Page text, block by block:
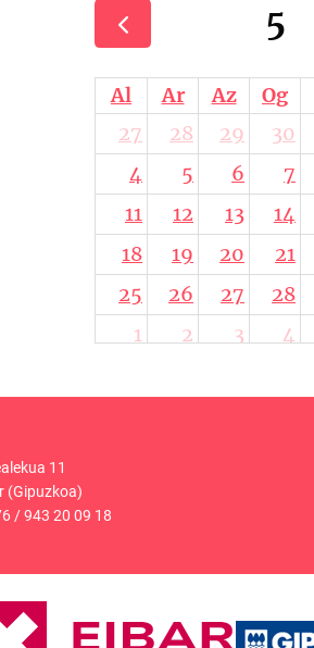
5
Al Ar Az Og
27
28 29 30
4
5 6 7
11
12 13 14
18
19 20 21
25
26 27 28
1
2 3 4
11
(Gipuzkoa)
/943 20 09 18